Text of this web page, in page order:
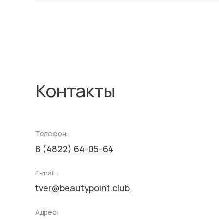
Контакты
Адрес:
E-mail:
tver@beautypoint.club
Телефон:
8 (4822) 64-05-64